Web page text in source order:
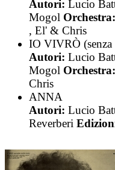
Autori: Lucio
Mogol Orchestra:
, El' & Chris
IO VIVRÒ (senza
Autori: Lucio
Mogol Orchestra:
Chris
ANNA
Autori: Lucio
Reverberi